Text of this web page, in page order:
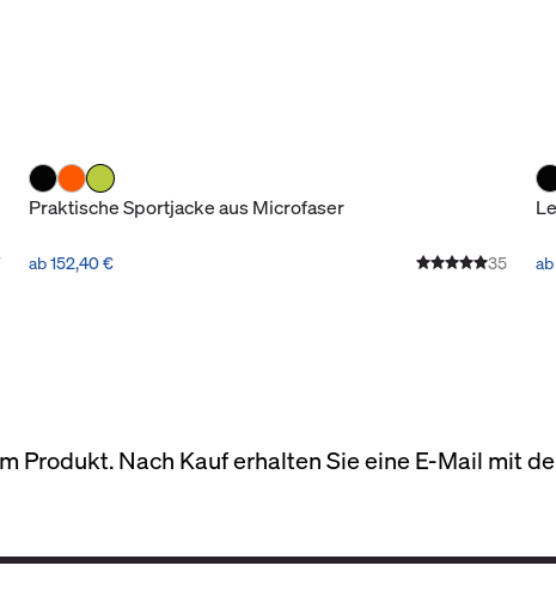
Praktische Sportjacke aus Microfaser
ab 152,40 € 35
Produkt. Nach Kauf erhalten Sie eine E-Mail mit